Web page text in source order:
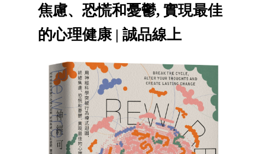
焦慮、恐慌和憂鬱, 實現最佳
的心理健康 | 誠品線上